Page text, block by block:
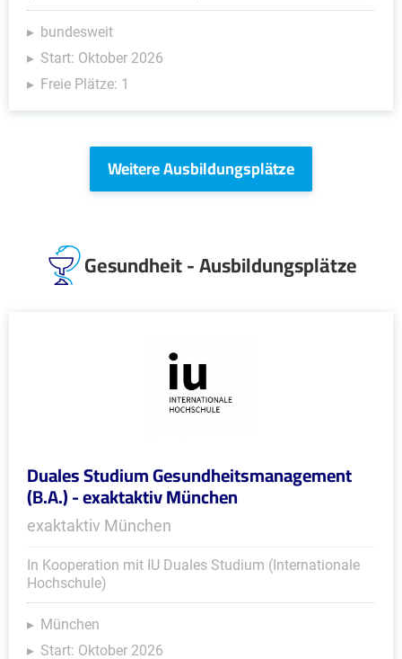
bundesweit
Start: Oktober 2026
Freie Plätze: 1
Weitere Ausbildungsplätze
Gesundheit - Ausbildungsplätze
Duales Studium Gesundheitsmanagement
(B.A.) - exaktaktiv München
exaktaktiv München
In Kooperation mit IU Duales Studium (Internationale
Hochschule)
München
Start: Oktober 2026